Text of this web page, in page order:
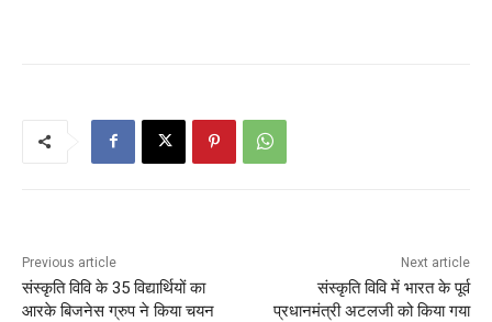
Previous article
संस्कृति विवि के 35 विद्यार्थियों का
आरके बिजनेस ग्रुप ने किया चयन
Next article
संस्कृति विवि में भारत के पूर्व
प्रधानमंत्री अटलजी को किया गया